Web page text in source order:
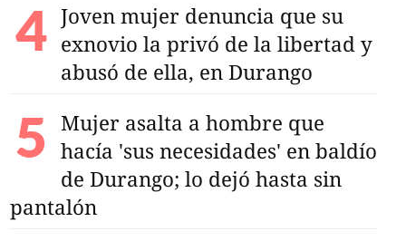
Joven mujer denuncia que su
exnovio la privó de la libertad y
abusó de ella, en Durango
Mujer asalta a hombre que
hacía 'sus necesidades' en baldío
de Durango; lo dejó hasta sin
pantalón